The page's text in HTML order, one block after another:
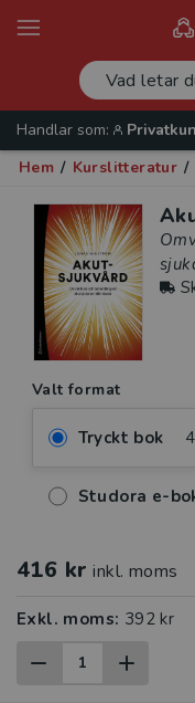
Handlar som:
Hem / Kurslitteratur /
Valt format
Tryckt bok
Studora e-
416 kr inkl. moms
Exkl. moms: 392 kr